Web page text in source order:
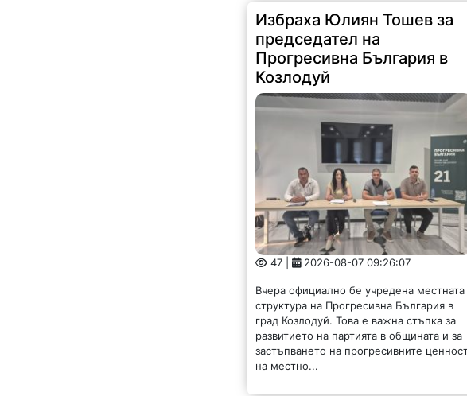
Избраха Юлиян Тошев за
председател на
Прогресивна България в
Козлодуй
47 | 2026-08-07 09:26:07
Вчера официално бе учредена местната
структура на Прогресивна България в
град Козлодуй. Това е важна стъпка за
развитието на партията в общината и за
застъпването на прогресивните
на местно...